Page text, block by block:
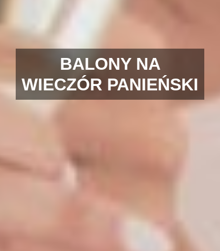
BALONY NA
WIECZÓR PANIEŃSKI